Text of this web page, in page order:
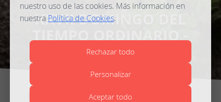
nuestro uso de las cookies. Más información en
nuestra Política de Cookies.
Rechazar todo
Personalizar
Aceptar todo
XXVII DOMINGO DEL
TIEMPO ORDINARIO -
SIERVOS INÚTILES